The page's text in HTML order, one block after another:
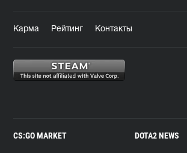
Карма Рейтинг Контакты
CS:GO MARKET DOTA2 NEWS